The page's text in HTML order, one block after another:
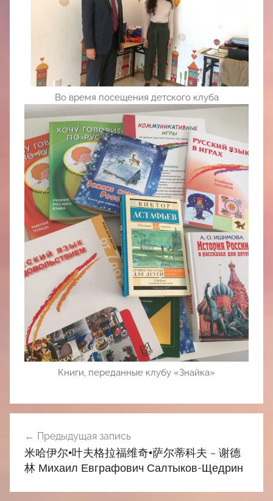
Во время посещения детского клуба
Книги, переданные клубу «Знайка»
по
записям
Предыдущая запись
米哈伊尔•叶夫格拉福维奇•萨尔蒂科夫 – 谢德
林 Михаил Евграфович Салтыков-Щедрин